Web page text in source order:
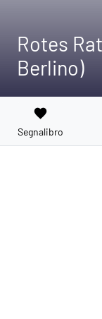
Rotes
Berlino)
favorite
Segnalibro